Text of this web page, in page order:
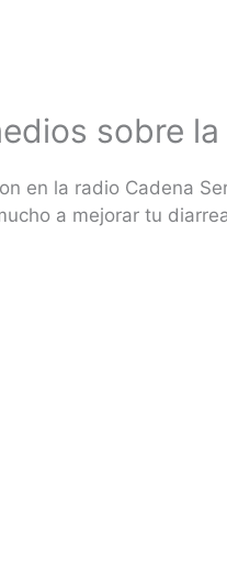
sobre
en la radio Cadena
a mejorar tu